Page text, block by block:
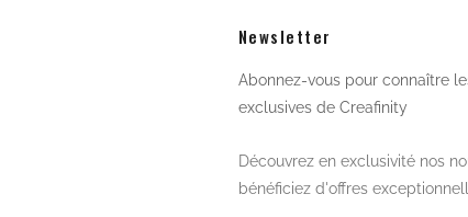
Newsletter
Abonnez-vous pour connaître
exclusives de Creafinity
Découvrez en exclusivité nos
bénéficiez d'offres